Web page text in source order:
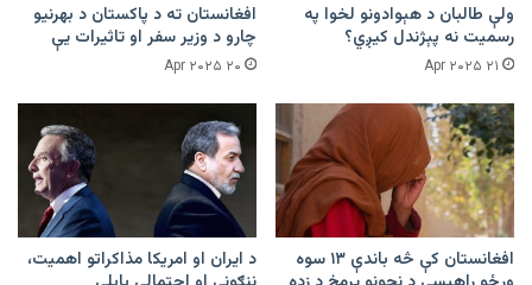
ولې طالبان د هېوادونو لخوا په
رسمیت نه پېژندل کیږي؟
۲۱ Apr ۲۰۲۵
افغانستان ته د پاکستان د بهرنیو
چارو د وزیر سفر او تاثیرات یې
۲۰ Apr ۲۰۲۵
افغانستان کې څه باندې ۱۳ سوه
د ایران او امریکا مذاکراتو اهمیت،